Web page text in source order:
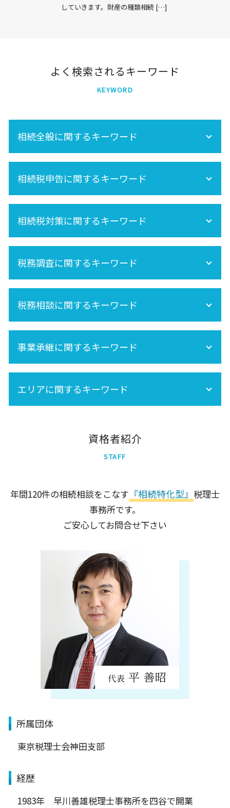
していきます。財産の種類相続 […]
よく検索されるキーワード
KEYWORD
相続全般に関するキーワード
相続税 不動産
未成年 相続
相続分
遺産分割 税金
相続 養子
遺産相続 所得税
空き家 対策 特別措置法
相続 不動産登記
内縁 相続
相続税申告に関するキーワード
準確定申告 書き方
相続税 申告 自分で
相続手続きの流れ
相続税申告
相続税対策に関するキーワード
小規模宅地の特例
相続放棄
生前贈与 非課税
相続税 基礎控除
相続税 計算
株 相続税
相続税 非課税
相続税対策
死亡保険金 相続税
相続税 土地
税務調査に関するキーワード
税務調査 時期
相続税 税務調査 どこまで調べる
税務調査 どこまで調べる
法人 税務調査
税務相談に関するキーワード
事業承継に関するキーワード
事業承継は早目の対策が重要!
エリアに関するキーワード
足立区
品川区
資格者紹介
STAFF
年間120件の相続相談をこなす 『相続特化型』 税理士
事務所です。
ご安心してお問合せ下さい
所属団体
東京税理士会神田支部
経歴
1983年 早川善雄税理士事務所を四谷で開業